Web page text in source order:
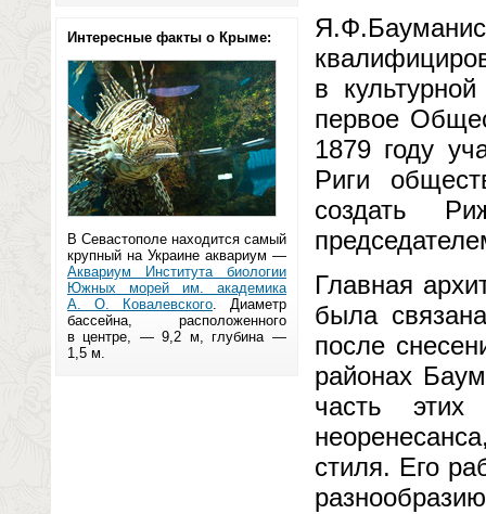
Интересные факты о Крыме:
В Севастополе находится самый
крупный на Украине аквариум —
Аквариум Института биологии
Южных морей им. академика
А. О. Ковалевского. Диаметр
бассейна, расположенного
в центре, — 9,2 м, глубина —
1,5 м.
в
первое
1879 году
Риги
создать
Главная
была
после
районах
часть этих
стиля. Его